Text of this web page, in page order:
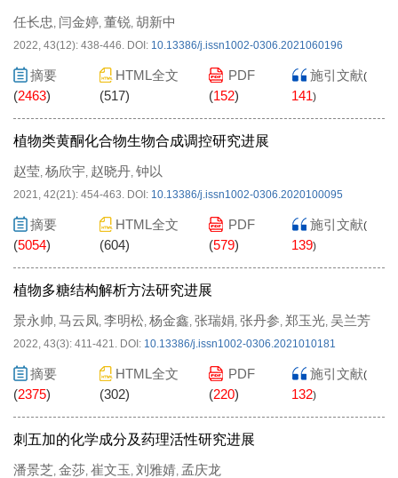
任长忠 , 闫金婷, 董锐, 胡新中
2022, 43(12): 438-446. DOI: 10.13386/j.issn1002-0306.2021060196
摘要
(2463)
HTML全文
(517)
PDF
(152)
施引文献(
141)
植物类黄酮化合物生物合成调控研究进展
赵莹, 杨欣宇, 赵晓丹, 钟以
2021, 42(21): 454-463. DOI: 10.13386/j.issn1002-0306.2020100095
摘要
(5054)
HTML全文
(604)
PDF
(579)
施引文献(
139)
植物多糖结构解析方法研究进展
景永帅, 马云凤, 李明松, 杨金鑫, 张瑞娟, 张丹参, 郑玉光, 吴兰芳
2022, 43(3): 411-421. DOI: 10.13386/j.issn1002-0306.2021010181
摘要
(2375)
HTML全文
(302)
PDF
(220)
施引文献(
132)
刺五加的化学成分及药理活性研究进展
潘景芝, 金莎, 崔文玉 , 刘雅婧, 孟庆龙